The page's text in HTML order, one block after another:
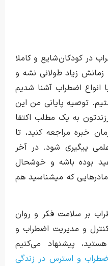
در کودکان شایع و کاملا
زیاد طولانی نشه و
انواع اضطراب آشنا شدیم
توصیه پایانی من این
به یک مطلب اکتفا
خبره مراجعه کنید، تا
پیگیری شود. در آخر
بوده باشه و خوشحال
که میشناسید هم
بر سلامت فکر و روان
کنترل و مدیریت اضطراب و
پیشنهاد می‌کنیم
و استرس در زندگی